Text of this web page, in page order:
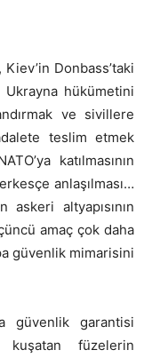
Donbass’taki
Ukrayna hükümetini
ve sivillere
teslim etmek
katılmasının
anlaşılması…
askeri altyapısının
amaç çok daha
güvenlik mimarisini
güvenlik garantisi
kuşatan füzelerin